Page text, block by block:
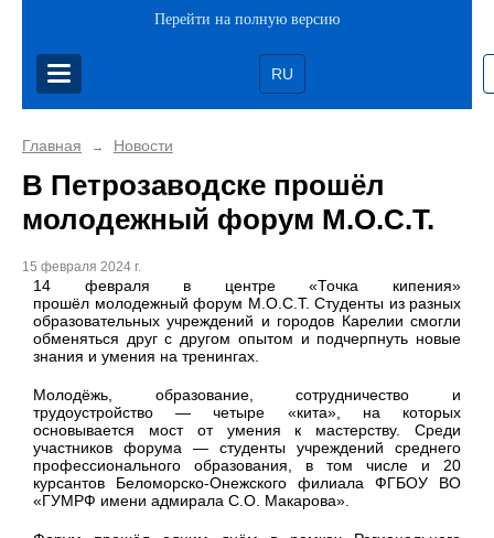
Перейти на полную версию
RU
Главная → Новости
В Петрозаводске прошёл
молодежный форум М.О.С.Т.
15 февраля 2024 г.
14 февраля в центре «Точка кипения»
прошёл молодежный форум М.О.С.Т. Студенты из разных
образовательных учреждений и городов Карелии смогли
обменяться друг с другом опытом и подчерпнуть новые
знания и умения на тренингах.
Молодёжь, образование, сотрудничество и
трудоустройство — четыре «кита», на которых
основывается мост от умения к мастерству. Среди
участников форума — студенты учреждений среднего
профессионального образования, в том числе и 20
курсантов Беломорско-Онежского филиала ФГБОУ ВО
«ГУМРФ имени адмирала С.О. Макарова».